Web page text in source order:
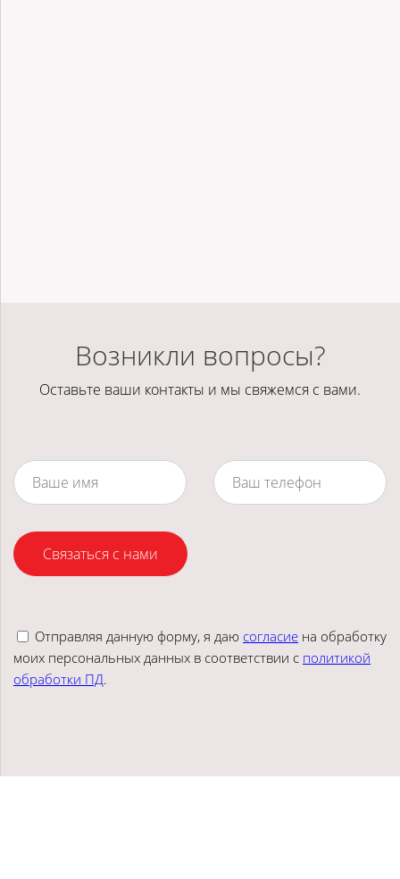
Возникли вопросы?
Оставьте ваши контакты и мы свяжемся с вами.
Связаться с нами
Отправляя данную форму, я даю согласие на обработку
моих персональных данных в соответствии с политикой
обработки ПД.